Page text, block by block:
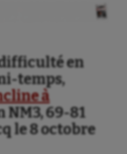
en
temps,
à
NM3, 69-81
le 8 octobre